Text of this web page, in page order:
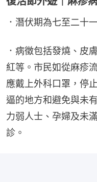
．潛伏期為七至二十
．病徵包括發燒、皮
紅等。市民如從麻疹
應戴上外科口罩，停
逼的地方和避免與未
力弱人士、孕婦及未
診。